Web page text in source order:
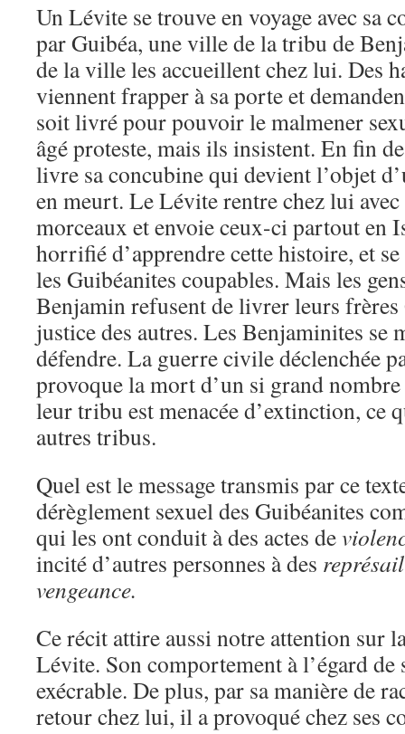
Un Lévite se trouve en voyage avec sa
par Guibéa, une ville de la tribu de
de la ville les accueillent chez lui. Des
viennent frapper à sa porte et
soit livré pour pouvoir le malmener
âgé proteste, mais ils insistent. En fin
livre sa concubine qui devient l’objet
en meurt. Le Lévite rentre chez lui
morceaux et envoie ceux-ci partout en
horrifié d’apprendre cette histoire, et
les Guibéanites coupables. Mais les
Benjamin refusent de livrer leurs frères
justice des autres. Les Benjaminites se
défendre. La guerre civile déclenchée
provoque la mort d’un si grand
leur tribu est menacée d’extinction, ce
autres tribus.
Quel est le message transmis par ce
dérèglement sexuel des Guibéanites
qui les ont conduit à des actes de
incité d’autres personnes à des
vengeance.
Ce récit attire aussi notre attention sur
Lévite. Son comportement à l’égard de
exécrable. De plus, par sa manière de
retour chez lui, il a provoqué chez ses